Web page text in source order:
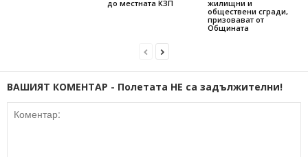
до местната КЗП
жилищни и
обществени сгради,
призовават от
Общината
ВАШИЯТ КОМЕНТАР - Полетата НЕ са задължителни!